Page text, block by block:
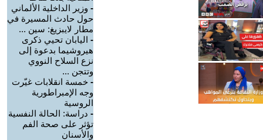
- وزير الداخلية الألماني
حول حادث المسيرة في
مطار لايبزيغ: سين ...
- اليابان تحيي ذكرى
هيروشيما بدعوة إلى
نزع السلاح النووي
وتتجن ...
- خمسة انقلابات غيّرت
وجه الإمبراطورية
الروسية
- دراسة: الحالة النفسية
تؤثر على صحة الفم
والأسنان